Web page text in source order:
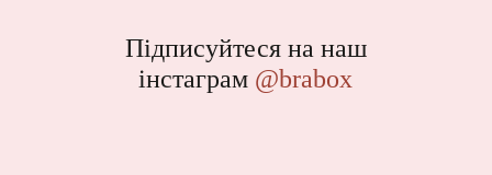
Підписуйтеся на наш
інстаграм @brabox